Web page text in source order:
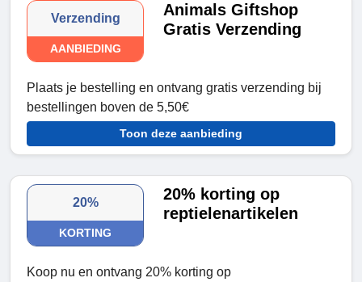
Verzending
AANBIEDING
Animals Giftshop
Gratis Verzending
Plaats je bestelling en ontvang gratis verzending bij
bestellingen boven de 5,50€
Toon deze aanbieding
20%
KORTING
20% korting op
reptielenartikelen
Koop nu en ontvang 20% korting op